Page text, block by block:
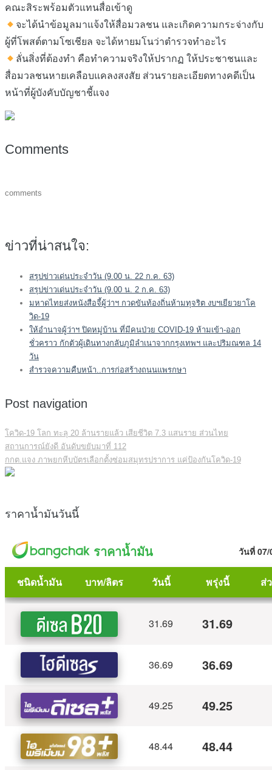
คณะสิระพร้อมตัวแทนสื่อเข้าดู
จะได้นำข้อมูลมาแจ้งให้สื่อมวลชน และเกิดความกระจ่างกับ
ผู้ที่โพสต์ตามโซเชียล จะได้หายมโนว่าตำรวจทำอะไร
ลั่นสิ่งที่ต้องทำ คือทำความจริงให้ปรากฏ ให้ประชาชนและ
สื่อมวลชนหายเคลือบแคลงสงสัย ส่วนรายละเอียดทางคดีเป็น
หน้าที่ผู้บังคับบัญชาชี้แจง
Comments
comments
ข่าวที่น่าสนใจ:
สรุปข่าวเด่นประจำวัน (9.00 น. 22 ก.ค. 63)
สรุปข่าวเด่นประจำวัน (9.00 น. 2 ก.ค. 63)
มหาดไทยส่งหนังสือจี้ผู้ว่าฯ กวดขันท้องถิ่นห้ามทุจริต งบฯเยียวยาโค
วิด-19
ให้อำนาจผู้ว่าฯ ปิดหมู่บ้าน ที่มีคนป่วย COVID-19 ห้ามเข้า-ออก
ชั่วคราว กักตัวผู้เดินทางกลับภูมิลำเนาจากกรุงเทพฯ และปริมณฑล 14
วัน
สำรวจความคืบหน้า..การก่อสร้างถนนแพรกษา
Post navigation
โควิด-19 โลก ทะลุ 20 ล้านรายแล้ว เสียชีวิต 7.3 แสนราย ส่วนไทย
สถานการณ์ยังดี อันดับขยับมาที่ 112
กกต.แจง ภาพยกหีบบัตรเลือกตั้งซ่อมสมุทรปราการ แค่ป้องกันโควิด-19
ราคาน้ำมันวันนี้